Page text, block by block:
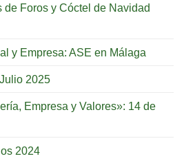
de Foros y Cóctel de Navidad
y Empresa: ASE en Málaga
2025
Empresa y Valores»: 14 de
2024